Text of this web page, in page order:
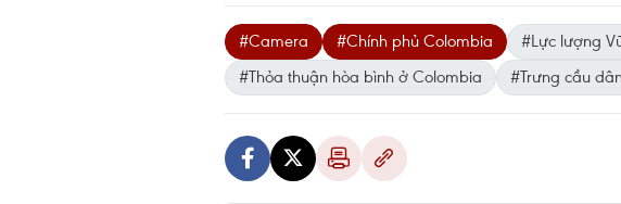
#Camera #Chính phủ Colombia #Lực lượng
#Thỏa thuận hòa bình ở Colombia
#Trưng cầu